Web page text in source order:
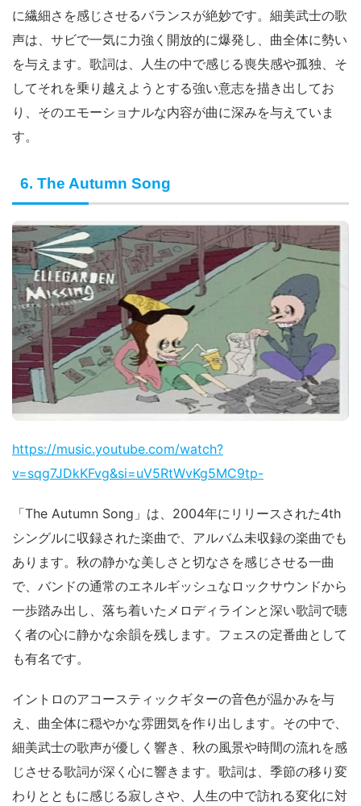
に繊細さを感じさせるバランスが絶妙です。細美武士の歌
声は、サビで一気に力強く開放的に爆発し、曲全体に勢い
を与えます。歌詞は、人生の中で感じる喪失感や孤独、そ
してそれを乗り越えようとする強い意志を描き出してお
り、そのエモーショナルな内容が曲に深みを与えていま
す。
6. The Autumn Song
https://music.youtube.com/watch?
v=sqg7JDkKFvg&si=uV5RtWvKg5MC9tp-
「The Autumn Song」は、2004年にリリースされた4th
シングルに収録された楽曲で、アルバム未収録の楽曲でも
あります。秋の静かな美しさと切なさを感じさせる一曲
で、バンドの通常のエネルギッシュなロックサウンドから
一歩踏み出し、落ち着いたメロディラインと深い歌詞で聴
く者の心に静かな余韻を残します。フェスの定番曲として
も有名です。
イントロのアコースティックギターの音色が温かみを与
え、曲全体に穏やかな雰囲気を作り出します。その中で、
細美武士の歌声が優しく響き、秋の風景や時間の流れを感
じさせる歌詞が深く心に響きます。歌詞は、季節の移り変
わりとともに感じる寂しさや、人生の中で訪れる変化に対